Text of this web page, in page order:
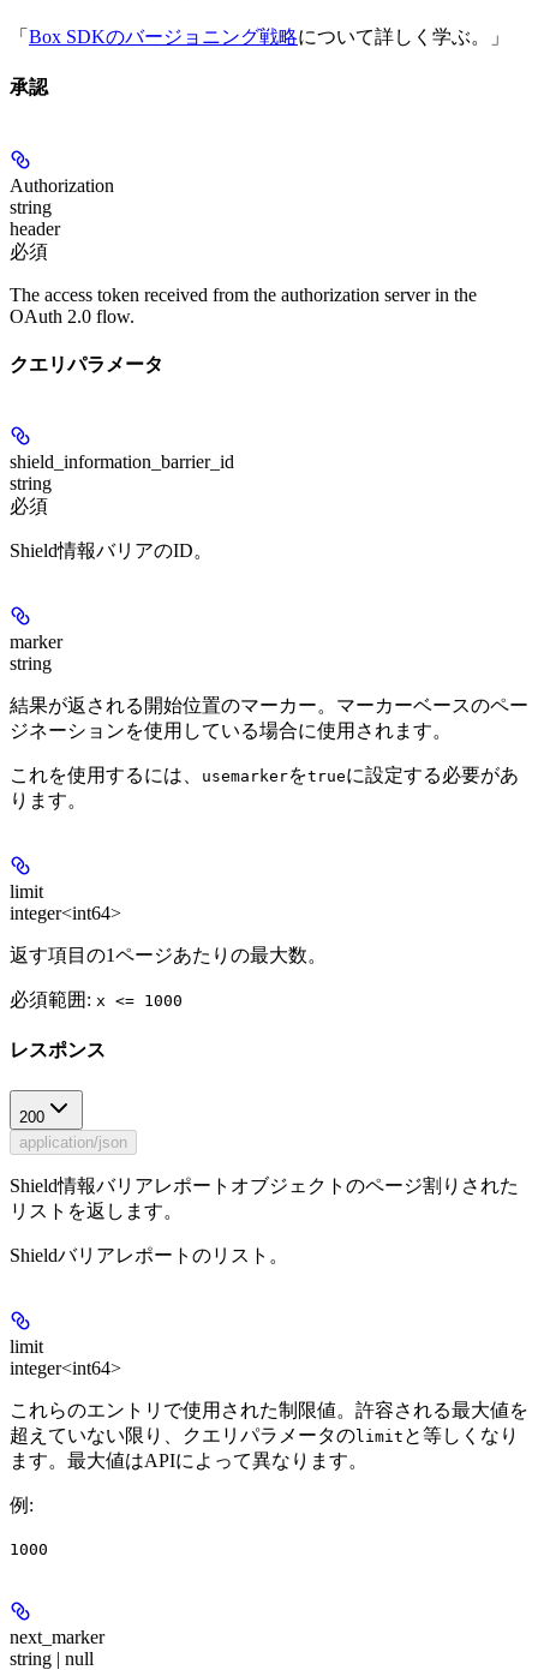
「 Box SDKのバージョニング戦略について詳しく学ぶ。」
承認
Authorization
string
header
必須
The access token received from the authorization server in the
OAuth 2.0 flow.
クエリパラメータ
shield_information_barrier_id
string
必須
Shield情報バリアのID。
marker
string
結果が返される開始位置のマーカー。マーカーベースのペー
ジネーションを使用している場合に使用されます。
これを使用するには、 usemarkerをtrueに設定する必要があ
ります。
limit
integer<int64>
返す項目の1ページあたりの最大数。
必須範囲 : x <= 1000
レスポンス
200
application/json
Shield情報バリアレポートオブジェクトのページ割りされた
リストを返します。
Shieldバリアレポートのリスト。
limit
integer<int64>
これらのエントリで使用された制限値。許容される最大値を
超えていない限り、クエリパラメータのlimit と等しくなり
ます。最大値はAPIによって異なります。
例 :
1000
next_marker
string | null